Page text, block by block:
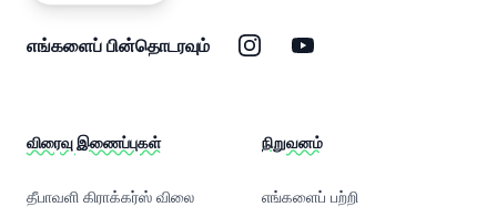
எங்களைப் பின்தொடரவும் இன்ஸ்டாகிராம்
யூடியூப்
விரைவு இணைப்புகள்
தீபாவளி கிராக்கர்ஸ் விலை
நிறுவனம்
எங்களைப் பற்றி